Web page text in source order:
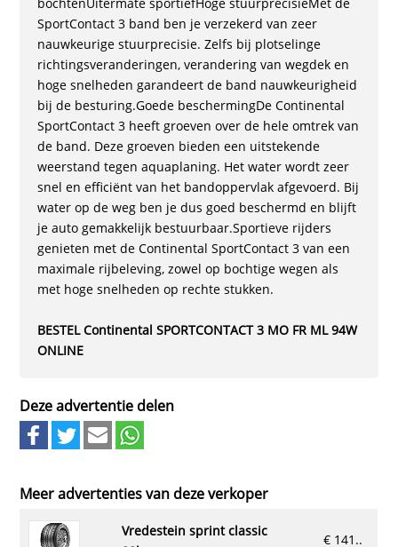
SportContact 3 band ben je verzekerd van zeer
nauwkeurige stuurprecisie. Zelfs bij plotselinge
richtingsveranderingen, verandering van wegdek en
hoge snelheden garandeert de band nauwkeurigheid
bij de besturing.Goede beschermingDe Continental
SportContact 3 heeft groeven over de hele omtrek van
de band. Deze groeven bieden een uitstekende
weerstand tegen aquaplaning. Het water wordt zeer
snel en efficiënt van het bandoppervlak afgevoerd. Bij
water op de weg ben je dus goed beschermd en blijft
je auto gemakkelijk bestuurbaar.Sportieve rijders
genieten met de Continental SportContact 3 van een
maximale rijbeleving, zowel op bochtige wegen als
met hoge snelheden op rechte stukken.
BESTEL Continental SPORTCONTACT 3 MO FR ML 94W
ONLINE
Deze advertentie delen
Meer advertenties van deze verkoper
€ 141..
vredestein sprint classic